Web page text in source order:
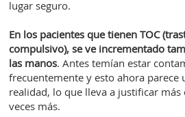
lugar seguro.
En los pacientes que tienen TOC
compulsivo), se ve incrementado
las manos. Antes temían estar
frecuentemente y esto ahora parece
realidad, lo que lleva a justificar
veces más.